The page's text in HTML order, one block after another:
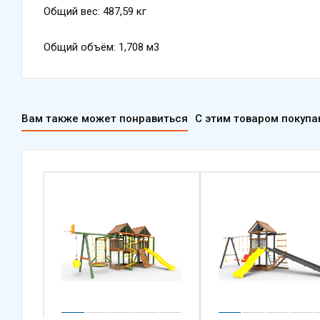
Общий вес: 487,59 кг
Общий объём: 1,708 м3
Вам также может понравиться С этим товаром